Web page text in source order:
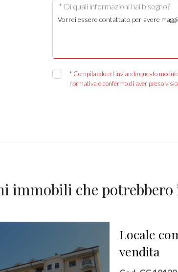
* Di quali informazioni hai bisogno?
* Compilando ed inviando questo
normativa e confermo di aver preso
immobili che
Locale
vendita